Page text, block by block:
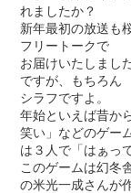
れましたか？
新年最初の放送も
フリートークで
お届けいたしまし
ですが、もちろん
シラフですよ。
年始といえば昔か
笑い」などのゲー
は３人で「はぁっ
このゲームは幻冬
の米光一成さんが